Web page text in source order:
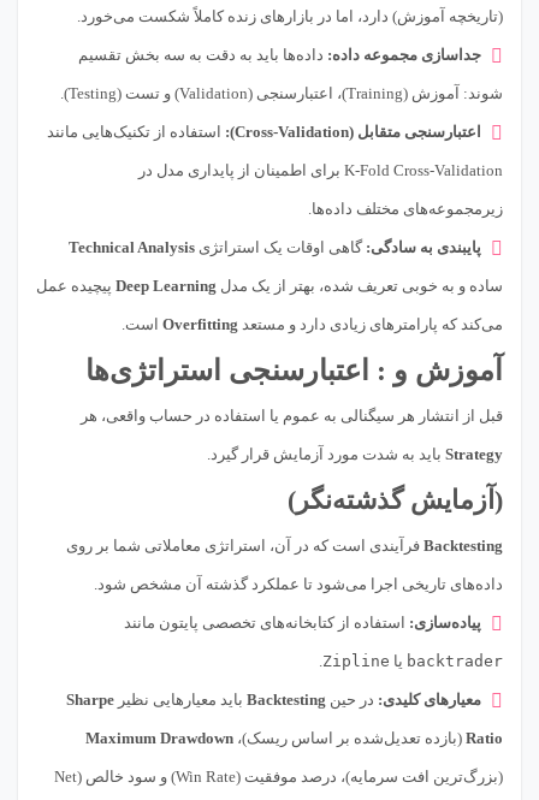
(تاریخچه آموزش) دارد، اما در بازارهای زنده کاملاً شکست می‌خورد.
جداسازی مجموعه داده: داده‌ها باید به دقت به سه بخش تقسیم
شوند: آموزش (Training)، اعتبارسنجی (Validation) و تست (Testing).
اعتبارسنجی متقابل (Cross-Validation): استفاده از تکنیک‌هایی مانند
K-Fold Cross-Validation برای اطمینان از پایداری مدل در
زیرمجموعه‌های مختلف داده‌ها.
پایبندی به سادگی: گاهی اوقات یک استراتژی Technical Analysis
ساده و به خوبی تعریف شده، بهتر از یک مدل Deep Learning پیچیده عمل
می‌کند که پارامترهای زیادی دارد و مستعد Overfitting است.
آموزش و : اعتبارسنجی استراتژی‌ها
قبل از انتشار هر سیگنالی به عموم یا استفاده در حساب واقعی، هر
Strategy باید به شدت مورد آزمایش قرار گیرد.
(آزمایش گذشته‌نگر)
Backtesting فرآیندی است که در آن، استراتژی معاملاتی شما بر روی
داده‌های تاریخی اجرا می‌شود تا عملکرد گذشته آن مشخص شود.
پیاده‌سازی: استفاده از کتابخانه‌های تخصصی پایتون مانند
backtrader یا Zipline
.
معیارهای کلیدی: در حین Backtesting باید معیارهایی نظیر Sharpe
Ratio (بازده تعدیل‌شده بر اساس ریسک)، Maximum Drawdown
(بزرگ‌ترین افت سرمایه)، درصد موفقیت (Win Rate) و سود خالص (Net